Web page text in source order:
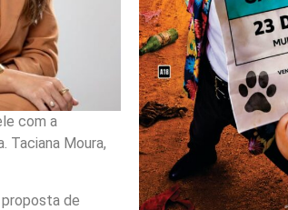
com a
Taciana Moura,
de